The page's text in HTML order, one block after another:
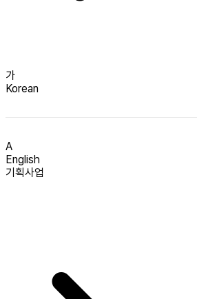
가
Korean
A
English
기획사업